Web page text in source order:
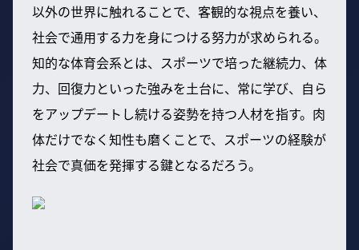
以外の世界に触れることで、客観的な視点を養い、
社会で通用する力を身につける努力が求められる。
知的な体育会系とは、スポーツで培った継続力、体
力、回復力といった強みを土台に、常に学び、自ら
をアップデートし続ける姿勢を持つ人材を指す。肉
体だけでなく知性も磨くことで、スポーツの経験が
社会で真価を発揮する鍵となるだろう。